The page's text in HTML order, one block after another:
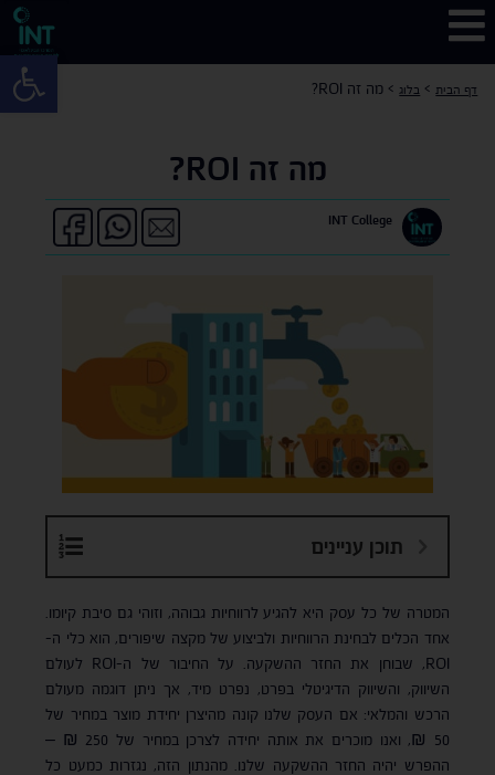
דף הבית > בלוג > מה זה ROI?
מה זה ROI?
INT College
תוכן עניינים
המטרה של כל עסק היא להגיע לרווחיות גבוהה, וזוהי גם סיבת קיומו.
אחד הכלים לבחינת הרווחיות ולביצוע של מקצה שיפורים, הוא כלי ה-
ROI, שבוחן את החזר ההשקעה. על החיבור של ה-ROI לעולם
השיווק, והשיווק הדיגיטלי בפרט, נפרט מיד, אך ניתן דוגמה מעולם
הרכש והמלאי: אם העסק שלנו קונה מהיצרן יחידת מוצר במחיר של
50 ₪, ואנו מוכרים את אותה יחידה לצרכן במחיר של 250 ₪ –
ההפרש יהיה החזר ההשקעה שלנו. מהנתון הזה, נגזרות כמעט כל